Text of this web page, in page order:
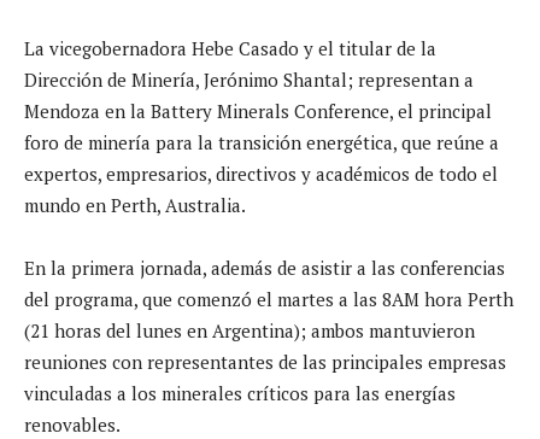
La vicegobernadora Hebe Casado y el titular de la
Dirección de Minería, Jerónimo Shantal; representan a
Mendoza en la Battery Minerals Conference, el principal
foro de minería para la transición energética, que reúne a
expertos, empresarios, directivos y académicos de todo el
mundo en Perth, Australia.
En la primera jornada, además de asistir a las conferencias
del programa, que comenzó el martes a las 8AM hora Perth
(21 horas del lunes en Argentina); ambos mantuvieron
reuniones con representantes de las principales empresas
vinculadas a los minerales críticos para las energías
renovables.